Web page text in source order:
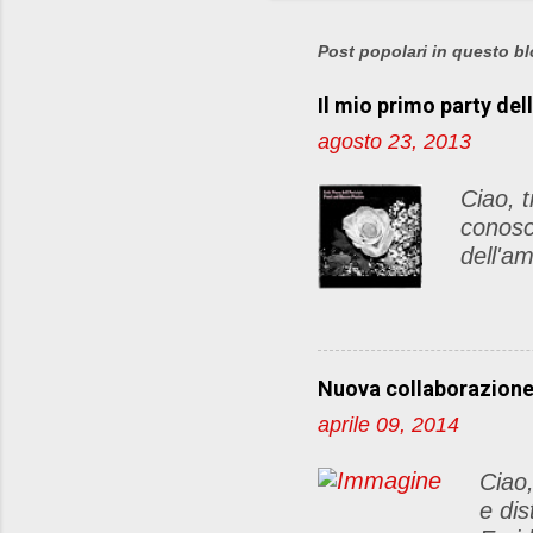
Post popolari in questo
Il mio primo party
agosto 23, 2013
Ciao,
http://
farò
Nuova
aprile 09, 2014
e